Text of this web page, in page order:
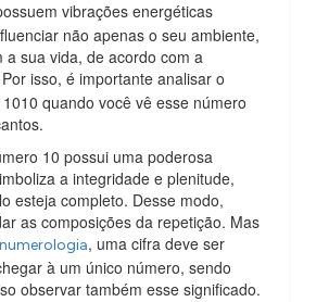
vibrações energéticas
não apenas o seu ambiente,
a sua vida, de acordo com a
isso, é importante analisar o
quando você vê esse número
10 possui uma poderosa
a integridade e plenitude,
esteja completo. Desse modo,
as composições da repetição. Mas
numerologia, uma cifra deve ser
à um único número, sendo
observar também esse significado.